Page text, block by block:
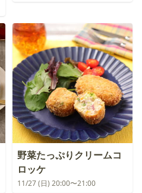
野菜たっぷりクリームコ
ロッケ
11/27 (日) 20:00〜21:00